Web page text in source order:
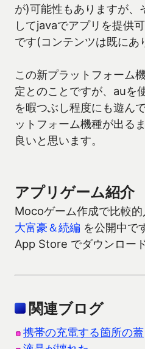
が)可能性もありますが、
してjavaでアプリを提供
です(コンテンツは既にあ
この新プラットフォーム
定とのことですが、auを
を暇つぶし程度にも遊ん
ットフォーム機種が出る
良いと思います。
アプリゲーム紹介
Mocoゲーム作成で比較
大富豪＆続編 を公開中で
App Store でダウンロー
関連ブログ
携帯の充電する箇所の蓋